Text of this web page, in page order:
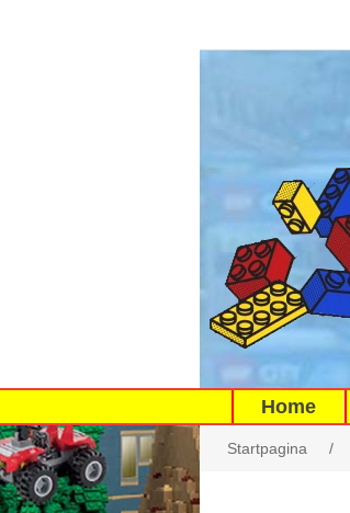
Home
Startpagina /